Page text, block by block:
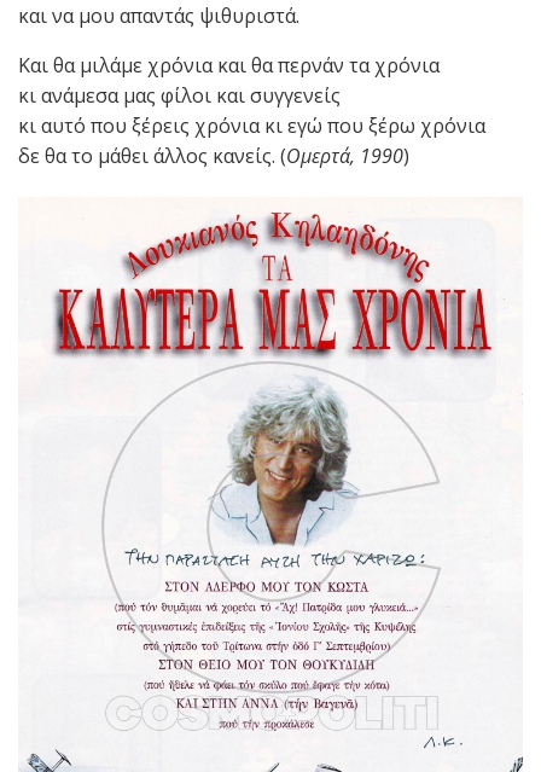
και να μου απαντάς ψιθυριστά.
Και θα μιλάμε χρόνια και θα περνάν τα χρόνια
κι ανάμεσα μας φίλοι και συγγενείς
κι αυτό που ξέρεις χρόνια κι εγώ που ξέρω χρόνια
δε θα το μάθει άλλος κανείς. (Ομερτά, 1990)